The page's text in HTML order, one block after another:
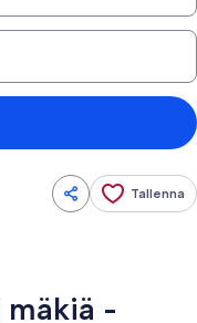
Tallenna
mäkiä -